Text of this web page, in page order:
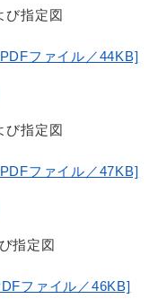
指定図
ファイル／44KB]
指定図
ファイル／47KB]
指定図
ファイル／46KB]